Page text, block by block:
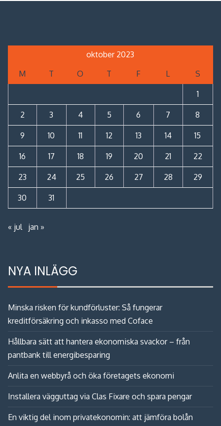
oktober 2023
M
T O T F L S
1
2 3 4 5 6 7 8
9 10 11 12 13 14 15
16 17 18 19 20 21 22
23 24 25 26 27 28 29
30 31
« jul jan »
NYA INLÄGG
Minska risken för kundförluster: Så fungerar
kreditförsäkring och inkasso med Coface
Hållbara sätt att hantera ekonomiska svackor – från
pantbank till energibesparing
Anlita en webbyrå och öka företagets ekonomi
Installera vägguttag via Clas Fixare och spara pengar
En viktig del inom privatekonomin: att jämföra bolån